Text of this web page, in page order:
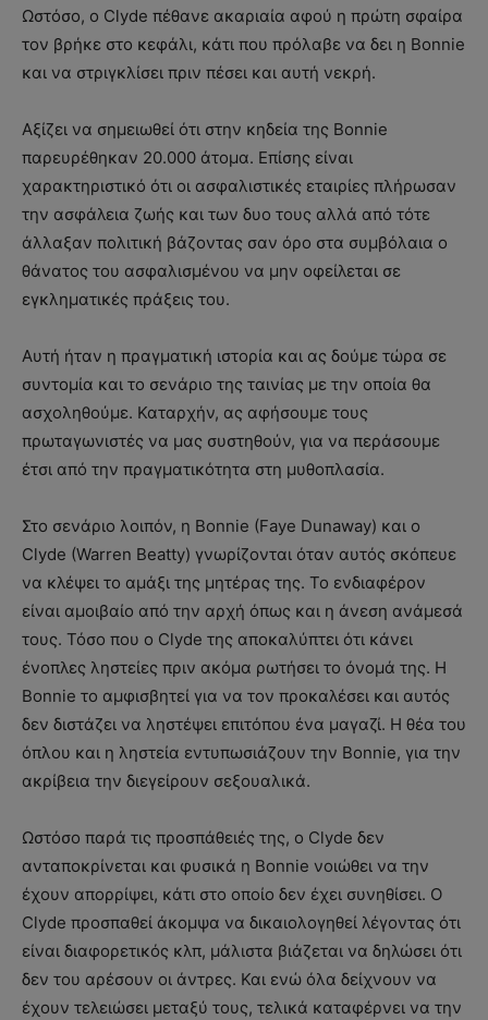
Ωστόσο, ο Clyde πέθανε ακαριαία αφού η πρώτη σφαίρα
τον βρήκε στο κεφάλι, κάτι που πρόλαβε να δει η Bonnie
και να στριγκλίσει πριν πέσει και αυτή νεκρή.
Αξίζει να σημειωθεί ότι στην κηδεία της Bonnie
παρευρέθηκαν 20.000 άτομα. Επίσης είναι
χαρακτηριστικό ότι οι ασφαλιστικές εταιρίες πλήρωσαν
την ασφάλεια ζωής και των δυο τους αλλά από τότε
άλλαξαν πολιτική βάζοντας σαν όρο στα συμβόλαια ο
θάνατος του ασφαλισμένου να μην οφείλεται σε
εγκληματικές πράξεις του.
Αυτή ήταν η πραγματική ιστορία και ας δούμε τώρα σε
συντομία και το σενάριο της ταινίας με την οποία θα
ασχοληθούμε. Καταρχήν, ας αφήσουμε τους
πρωταγωνιστές να μας συστηθούν, για να περάσουμε
έτσι από την πραγματικότητα στη μυθοπλασία.
Στο σενάριο λοιπόν, η Bonnie (Faye Dunaway) και ο
Clyde (Warren Beatty) γνωρίζονται όταν αυτός σκόπευε
να κλέψει το αμάξι της μητέρας της. Το ενδιαφέρον
είναι αμοιβαίο από την αρχή όπως και η άνεση ανάμεσά
τους. Τόσο που ο Clyde της αποκαλύπτει ότι κάνει
ένοπλες ληστείες πριν ακόμα ρωτήσει το όνομά της. H
Bonnie το αμφισβητεί για να τον προκαλέσει και αυτός
δεν διστάζει να ληστέψει επιτόπου ένα μαγαζί. Η θέα του
όπλου και η ληστεία εντυπωσιάζουν την Bonnie, για την
ακρίβεια την διεγείρουν σεξουαλικά.
Ωστόσο παρά τις προσπάθειές της, ο Clyde δεν
ανταποκρίνεται και φυσικά η Bonnie νοιώθει να την
έχουν απορρίψει, κάτι στο οποίο δεν έχει συνηθίσει. Ο
Clyde προσπαθεί άκομψα να δικαιολογηθεί λέγοντας ότι
είναι διαφορετικός κλπ, μάλιστα βιάζεται να δηλώσει ότι
δεν του αρέσουν οι άντρες. Και ενώ όλα δείχνουν να
έχουν τελειώσει μεταξύ τους, τελικά καταφέρνει να την